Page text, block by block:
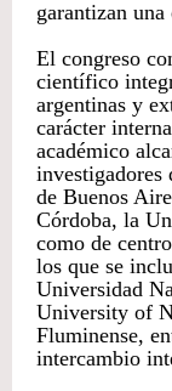
garantizan
El congreso
científico
argentinas y
carácter
académico
investigadores
de Buenos
Córdoba, la
como de
los que se
Universidad
University of
Fluminense,
intercambio